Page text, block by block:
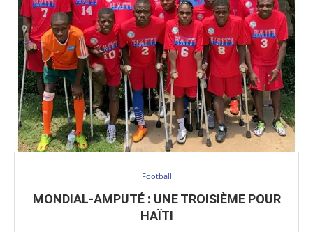
Football
MONDIAL-AMPUTÉ : UNE TROISIÈME POUR
HAÏTI